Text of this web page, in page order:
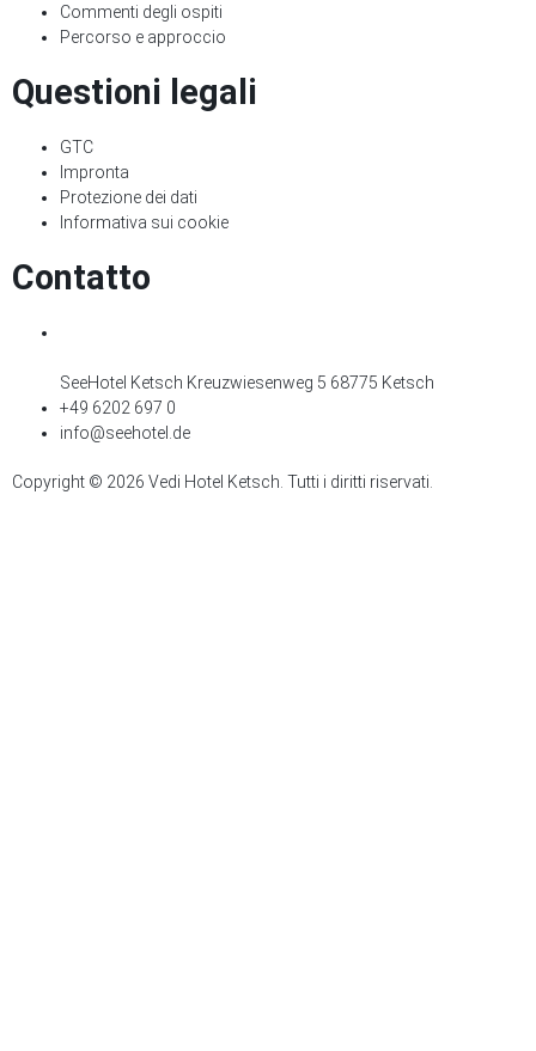
Commenti degli ospiti
Percorso e approccio
Questioni legali
GTC
Impronta
Protezione dei dati
Informativa sui cookie
Contatto
SeeHotel Ketsch Kreuzwiesenweg 5 68775 Ketsch
+49 6202 697 0
info@seehotel.de
Copyright © 2026 Vedi Hotel Ketsch. Tutti i diritti riservati.